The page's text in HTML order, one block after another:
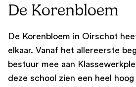
De Korenbloem
De Korenbloem in Oirschot
elkaar. Vanaf het allereerste
bestuur mee aan
deze school zien een heel